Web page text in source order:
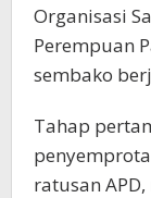
Organisasi
Perempuan
sembako
Tahap
ratusan